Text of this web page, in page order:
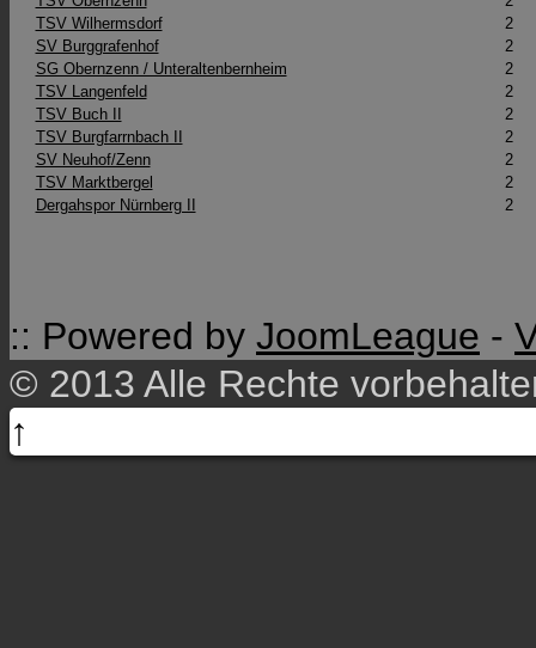
TSV Wilhermsdorf
2
SV Burggrafenhof
2
SG Obernzenn /​ Unteraltenbernheim
2
TSV Langenfeld
2
TSV Buch II
2
TSV Burgfarrnbach II
2
SV Neuhof/​Zenn
2
TSV Marktbergel
2
Dergahspor Nürnberg II
2
:: Powered by JoomLeague -
© 2013 Alle Rechte
↑